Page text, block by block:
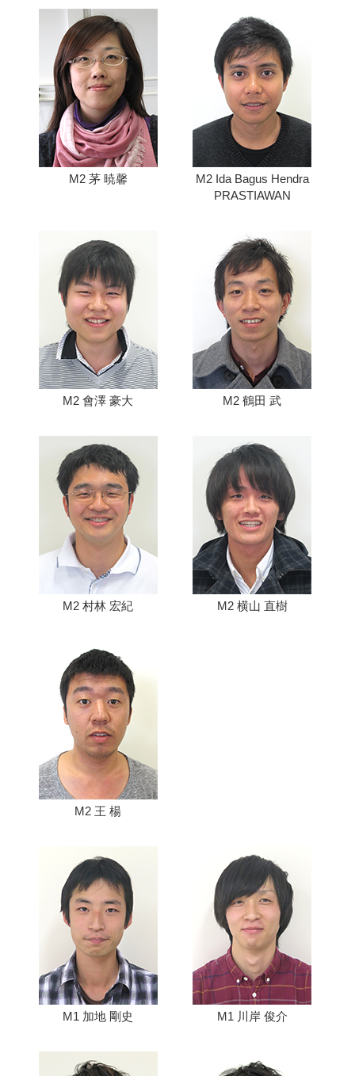
M2 茅 暁馨
M2 Ida Bagus Hendra
PRASTIAWAN
M2 會澤 豪大 M2 鶴田 武
M2 村林 宏紀 M2 横山 直樹
M2 王 楊
M1 加地 剛史 M1 川岸 俊介